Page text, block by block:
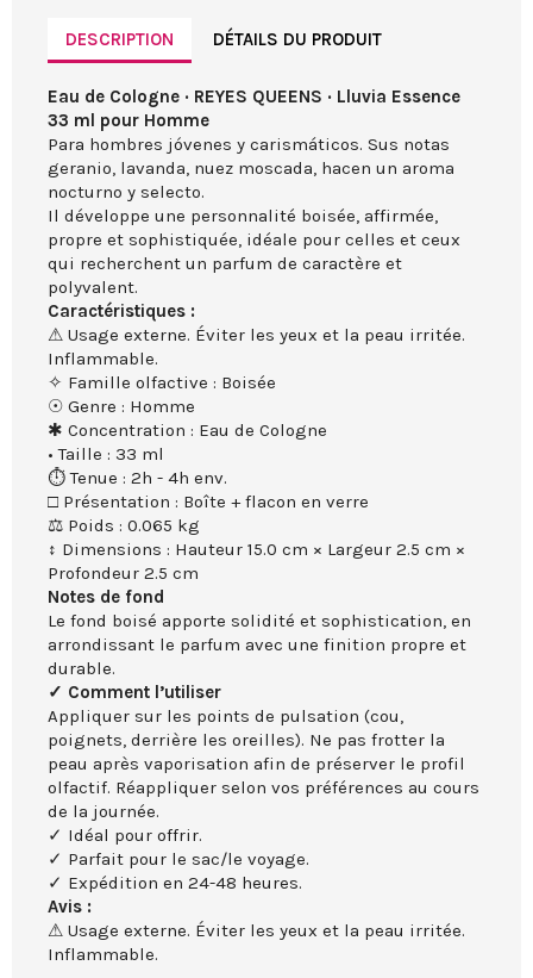
DESCRIPTION DÉTAILS DU PRODUIT
Eau de Cologne · REYES QUEENS · Lluvia Essence
33 ml pour Homme
Para hombres jóvenes y carismáticos. Sus notas
geranio, lavanda, nuez moscada, hacen un aroma
nocturno y selecto.
Il développe une personnalité boisée, affirmée,
propre et sophistiquée, idéale pour celles et ceux
qui recherchent un parfum de caractère et
polyvalent.
Caractéristiques :
⚠ Usage externe. Éviter les yeux et la peau irritée.
Inflammable.
✧ Famille olfactive : Boisée
☉ Genre : Homme
✱ Concentration : Eau de Cologne
• Taille : 33 ml
⏱ Tenue : 2h - 4h env.
□ Présentation : Boîte + flacon en verre
⚖ Poids : 0.065 kg
↕ Dimensions : Hauteur 15.0 cm × Largeur 2.5 cm ×
Profondeur 2.5 cm
Notes de fond
Le fond boisé apporte solidité et sophistication, en
arrondissant le parfum avec une finition propre et
durable.
✓ Comment l’utiliser
Appliquer sur les points de pulsation (cou,
poignets, derrière les oreilles). Ne pas frotter la
peau après vaporisation afin de préserver le profil
olfactif. Réappliquer selon vos préférences au cours
de la journée.
✓ Idéal pour offrir.
✓ Parfait pour le sac/le voyage.
✓ Expédition en 24-48 heures.
Avis :
⚠ Usage externe. Éviter les yeux et la peau irritée.
Inflammable.